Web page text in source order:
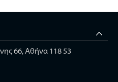
66, Αθήνα 118 53